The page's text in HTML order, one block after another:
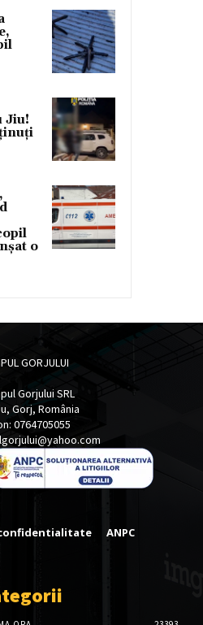
Jiu!
o
GORJULUI
Gorjului SRL
Gorj, România
0764705055
ANPC